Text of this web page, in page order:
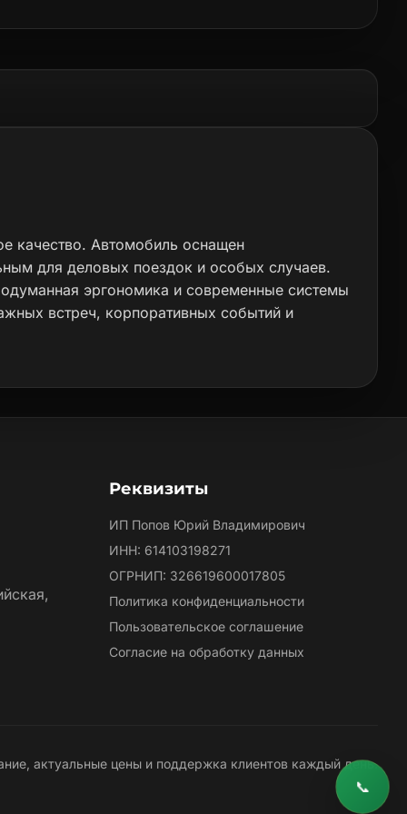
качество. Автомобиль оснащен
для деловых поездок и особых случаев.
эргономика и современные системы
встреч, корпоративных событий и
Реквизиты
ИП Попов Юрий Владимирович
ИНН: 614103198271
ОГРНИП: 326619600017805
Политика конфиденциальности
Пользовательское соглашение
Согласие на обработку данных
актуальные цены и поддержка клиентов каждый день.
📞